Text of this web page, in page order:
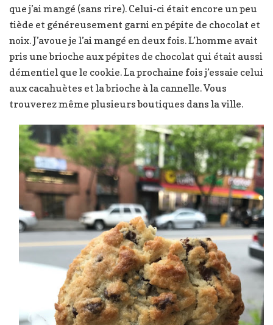
que j’ai mangé (sans rire). Celui-ci était encore un peu
tiède et généreusement garni en pépite de chocolat et
noix. J’avoue je l’ai mangé en deux fois. L’homme avait
pris une brioche aux pépites de chocolat qui était aussi
démentiel que le cookie. La prochaine fois j’essaie celui
aux cacahuètes et la brioche à la cannelle. Vous
trouverez même plusieurs boutiques dans la ville.